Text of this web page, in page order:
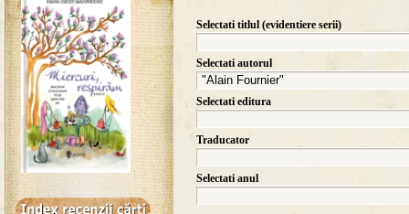
Selectati titlul (evidentiere serii)
Selectati autorul
Selectati editura
Traducator
Selectati anul